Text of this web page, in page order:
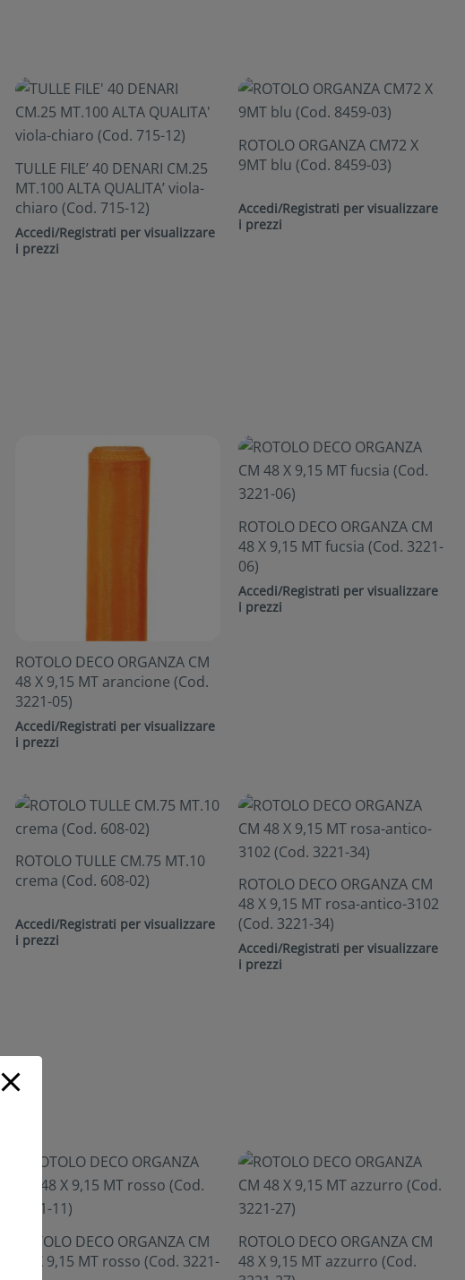
TULLE FILE’ 40 DENARI CM.25
MT.100 ALTA QUALITA’ viola-
chiaro (Cod. 715-12)
Accedi/Registrati per visualizzare
i prezzi
ROTOLO ORGANZA CM72 X
9MT blu (Cod. 8459-03)
Accedi/Registrati per visualizzare
i prezzi
ROTOLO DECO ORGANZA CM
48 X 9,15 MT arancione (Cod.
3221-05)
Accedi/Registrati per visualizzare
i prezzi
ROTOLO DECO ORGANZA CM
48 X 9,15 MT fucsia (Cod. 3221-
06)
Accedi/Registrati per visualizzare
i prezzi
ROTOLO TULLE CM.75 MT.10
crema (Cod. 608-02)
Accedi/Registrati per visualizzare
i prezzi
ROTOLO DECO ORGANZA CM
48 X 9,15 MT rosa-antico-3102
(Cod. 3221-34)
Accedi/Registrati per visualizzare
i prezzi
ROTOLO DECO ORGANZA CM
48 X 9,15 MT rosso (Cod. 3221-
ROTOLO DECO ORGANZA CM
48 X 9,15 MT azzurro (Cod.